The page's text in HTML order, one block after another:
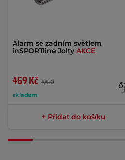
Alarm se zadním světlem
inSPORTline Jolty AKCE
469 Kč 799 Kč
skladem
+ Přidat do košíku